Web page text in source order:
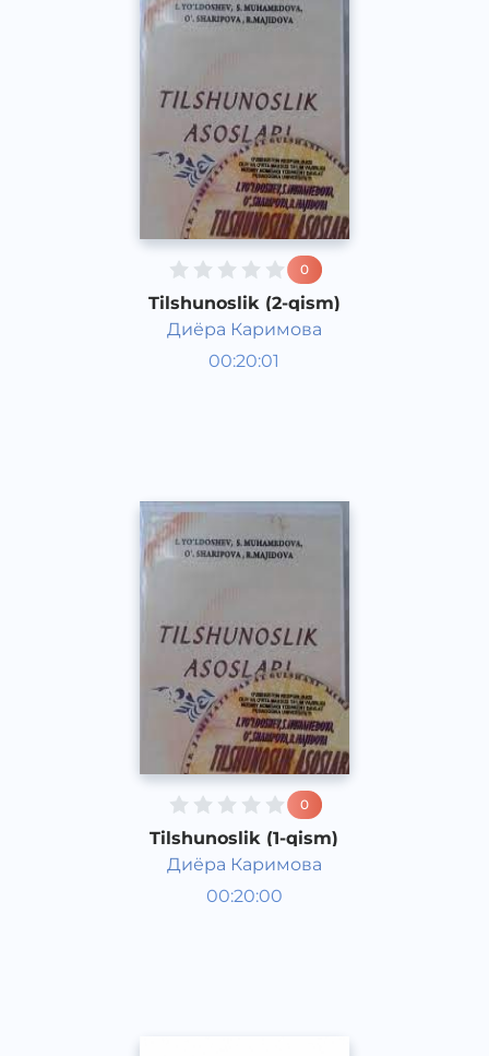
0
Tilshunoslik (2-qism)
Диёра Каримова
00:20:01
O‘zbek tili
0
Tilshunoslik (1-qism)
Диёра Каримова
00:20:00
O‘zbek tili